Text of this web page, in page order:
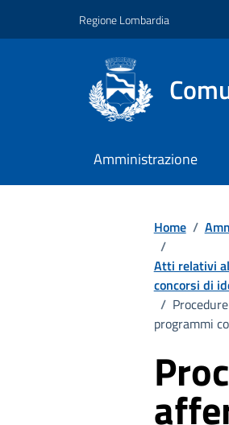
Regione Lombardia
Amministrazione
Home /
/
Atti relativi
concorsi di
/
programmi